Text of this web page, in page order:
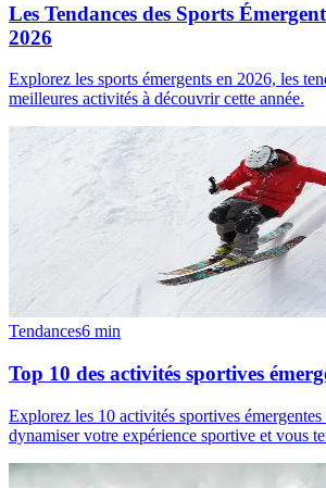
Les Tendances des Sports
2026
Explorez les sports émergents en 2026, les
meilleures activités à découvrir cette année.
Tendances6 min
Top 10 des activités sportives
Explorez les 10 activités sportives
dynamiser votre expérience sportive et vous